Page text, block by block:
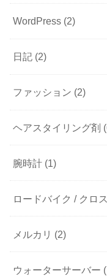
WordPress (2)
日記 (2)
ファッション (2)
ヘアスタイリング剤
腕時計 (1)
ロードバイク / クロ
メルカリ (2)
ウォーターサーバー